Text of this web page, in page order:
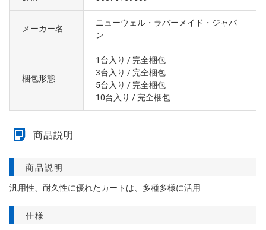
メーカー名
ニューウェル・ラバーメイド・ジャパ
ン
梱包形態
1台入り / 完全梱包
3台入り / 完全梱包
5台入り / 完全梱包
10台入り / 完全梱包
商品説明
商品説明
汎用性、耐久性に優れたカートは、多種多様に活用
仕様